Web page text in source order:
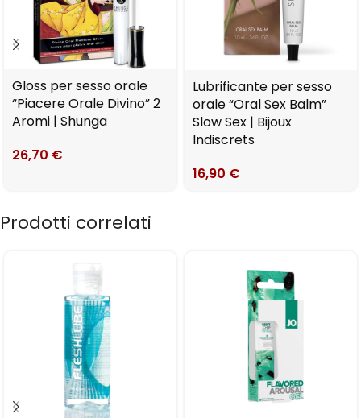
Gloss per sesso orale
“Piacere Orale Divino” 2
Aromi | Shunga
26,70 €
Lubrificante per sesso
orale “Oral Sex Balm”
Slow Sex | Bijoux
Indiscrets
16,90 €
Prodotti correlati